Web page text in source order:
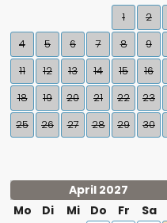
1 2
4
5 6 7 8 9
11
12 13 14 15 16
18
19 20 21 22 23
25
26 27 28 29 30
April 2027
Mo
Di Mi Do Fr Sa